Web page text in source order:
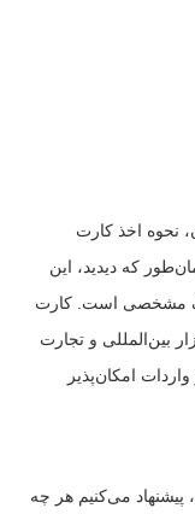
نحوه اخذ کارت
که دیدید، این
مشخصی است. کارت
بین‌المللی و تجارت
امکان‌پذیر
پیشنهاد می‌کنیم هر چه